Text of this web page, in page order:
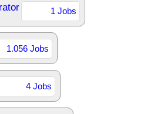
1 Jobs
1.056 Jobs
4 Jobs